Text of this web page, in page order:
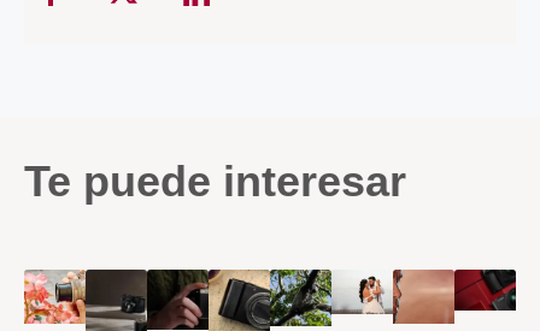
Te puede interesar